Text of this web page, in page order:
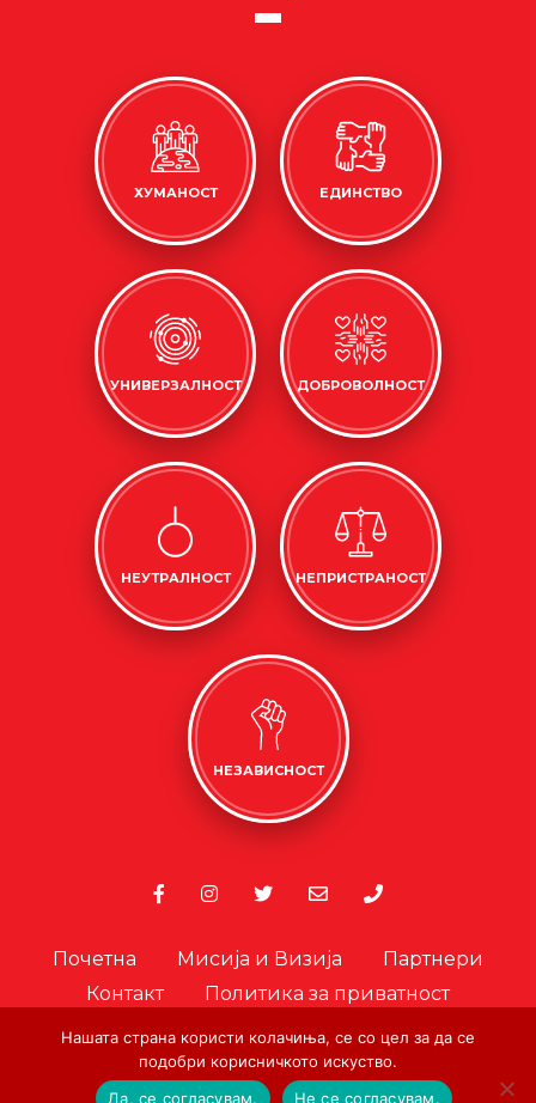
ХУМАНОСТ ЕДИНСТВО
УНИВЕРЗАЛНОСТ ДОБРОВОЛНОСТ
НЕУТРАЛНОСТ НЕПРИСТРАНОСТ
НЕЗАВИСНОСТ
Почетна Мисија и Визија
Партнери
Контакт
Политика за приватност
Политика за колачиња
Офицер за лични податоци
Нашата страна користи колачиња, се со цел за да се
подобри корисничкото искуство.
Да, се согласувам.
Не се согласувам.